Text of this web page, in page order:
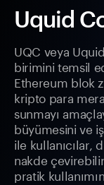
Uquid
UQC veya
birimini temsil
Ethereum blok
kripto para
sunmayı
büyümesini ve
ile kullanıcılar,
nakde
pratik